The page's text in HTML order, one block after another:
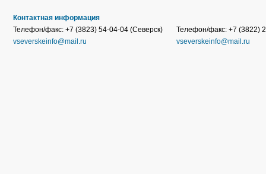
Контактная информация
Телефон/факс: +7 (3823) 54-04-04 (Северск)
vseverskeinfo@mail.ru
Телефон/факс: +7 (3822)
vseverskeinfo@mail.ru